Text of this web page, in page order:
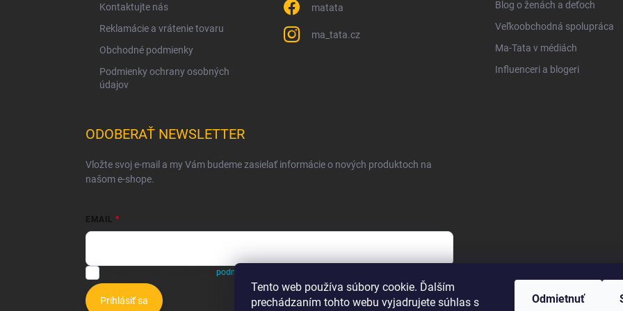
Tento web používa súbory cookie. Ďalším
prechádzaním tohto webu vyjadrujete súhlas s
Odmietnuť
Kontaktujte nás
Reklamácie a vrátenie tovaru
Obchodné podmienky
Podmienky ochrany osobných
údajov
matata
ma_tata.cz
Blog o ženách a deťoch
Veľkoobchodná spolupráca
Ma-Tata v médiách
Influenceri a blogeri
ODOBERAŤ NEWSLETTER
Vložte svoj e-mail a my Vám budeme zasielať informácie o nových produktoch na
našom e-shope.
EMAIL
podmienkami ochrany osobných údajov
Prihlásiť sa